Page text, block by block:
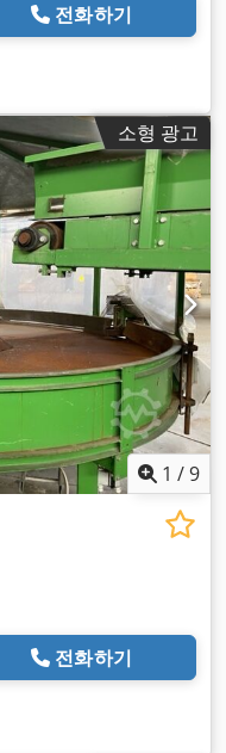
전화하기
소형 광고
1 /9
전화하기